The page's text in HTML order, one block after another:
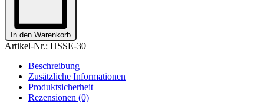
LOVE
HORSESFARBAUSWAHL
Menge
In den Warenkorb
Artikel-Nr.: HSSE-30
Beschreibung
Zusätzliche Informationen
Produktsicherheit
Rezensionen (0)